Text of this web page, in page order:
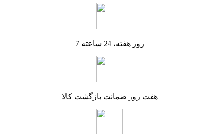
7 روز هفته، 24 ساعته
هفت روز ضمانت بازگشت کالا